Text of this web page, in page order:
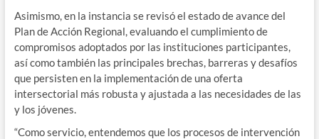
Asimismo, en la instancia se revisó el estado de avance del
Plan de Acción Regional, evaluando el cumplimiento de
compromisos adoptados por las instituciones participantes,
así como también las principales brechas, barreras y desafíos
que persisten en la implementación de una oferta
intersectorial más robusta y ajustada a las necesidades de las
y los jóvenes.
“Como servicio, entendemos que los procesos de intervención